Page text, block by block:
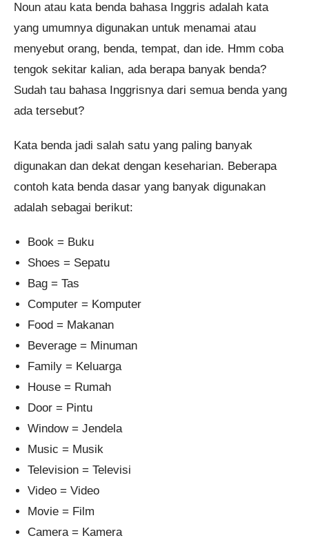
Noun atau kata benda bahasa Inggris adalah kata
yang umumnya digunakan untuk menamai atau
menyebut orang, benda, tempat, dan ide. Hmm coba
tengok sekitar kalian, ada berapa banyak benda?
Sudah tau bahasa Inggrisnya dari semua benda yang
ada tersebut?
Kata benda jadi salah satu yang paling banyak
digunakan dan dekat dengan keseharian. Beberapa
contoh kata benda dasar yang banyak digunakan
adalah sebagai berikut:
Book = Buku
Shoes = Sepatu
Bag = Tas
Computer = Komputer
Food = Makanan
Beverage = Minuman
Family = Keluarga
House = Rumah
Door = Pintu
Window = Jendela
Music = Musik
Television = Televisi
Video = Video
Movie = Film
Camera = Kamera